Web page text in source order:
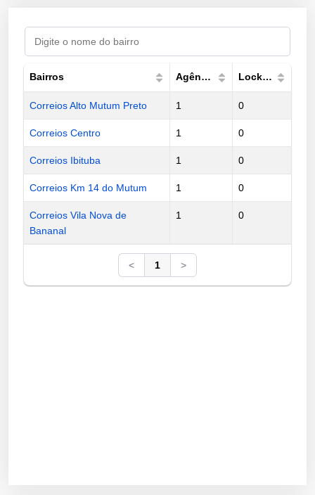
Bairros Agências Lockers
Correios Alto Mutum Preto 1 0
Correios Centro 1 0
Correios Ibituba 1 0
Correios Km 14 do Mutum 1 0
Correios Vila Nova de
Bananal
1 0
< 1 >